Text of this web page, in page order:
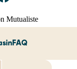
FAQ